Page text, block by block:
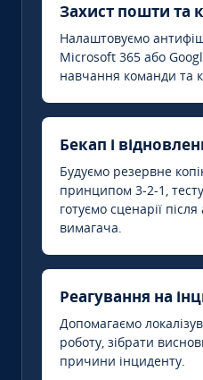
Захист пошти та
Налаштовуємо
Microsoft 365 або
навчання команди та
Бекап і
Будуємо резервне
принципом 3-2-1,
готуємо сценарії
вимагача.
Реагування на
Допомагаємо
роботу, зібрати
причини інциденту.